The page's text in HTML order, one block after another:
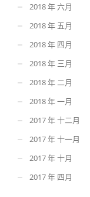
2018 年 六月
2018 年 五月
2018 年 四月
2018 年 三月
2018 年 二月
2018 年 一月
2017 年 十二月
2017 年 十一月
2017 年 十月
2017 年 四月